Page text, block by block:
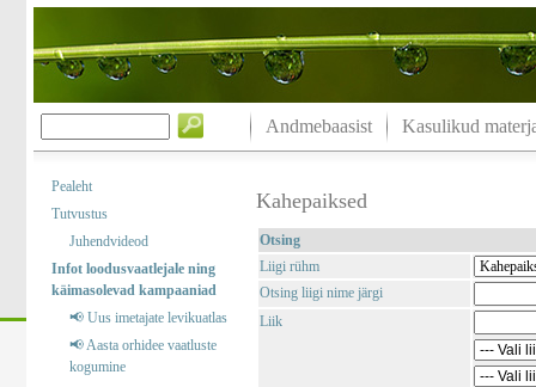
Andmebaasist Kasulikud
Pealeht
Tutvustus
Juhendvideod
Infot loodusvaatlejale ning
käimasolevad kampaaniad
📢 Uus imetajate levikuatlas
📢 Aasta orhidee vaatluste
kogumine
Kahepaiksed
Otsing
Liigi rühm
Otsing liigi nime järgi
Liik